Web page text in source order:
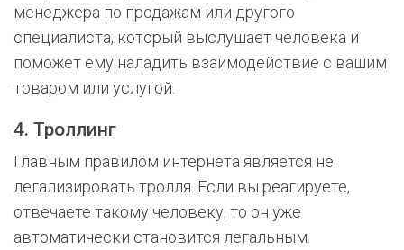
менеджера по продажам или другого
специалиста, который выслушает человека и
поможет ему наладить взаимодействие с вашим
товаром или услугой.
4. Троллинг
Главным правилом интернета является не
легализировать тролля. Если вы реагируете,
отвечаете такому человеку, то он уже
автоматически становится легальным.